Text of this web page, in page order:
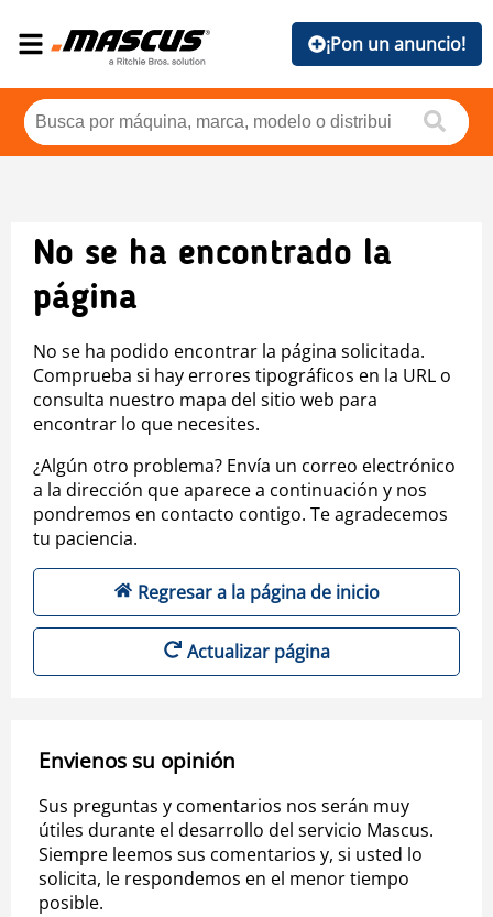
¡Pon un anuncio!
No se ha encontrado la
página
No se ha podido encontrar la página solicitada.
Comprueba si hay errores tipográficos en la URL o
consulta nuestro mapa del sitio web para
encontrar lo que necesites.
¿Algún otro problema? Envía un correo electrónico
a la dirección que aparece a continuación y nos
pondremos en contacto contigo. Te agradecemos
tu paciencia.
Regresar a la página de inicio
Actualizar página
Envienos su opinión
Sus preguntas y comentarios nos serán muy
útiles durante el desarrollo del servicio Mascus.
Siempre leemos sus comentarios y, si usted lo
solicita, le respondemos en el menor tiempo
posible.